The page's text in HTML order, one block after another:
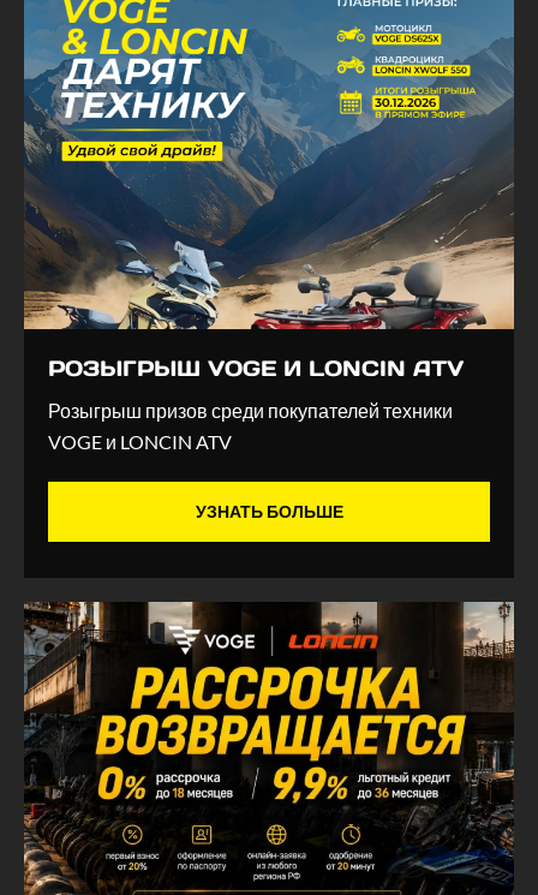
РОЗЫГРЫШ VOGE И LONCIN ATV
Розыгрыш призов среди покупателей техники
VOGE и LONCIN ATV
УЗНАТЬ БОЛЬШЕ